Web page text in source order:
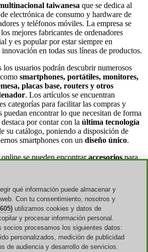
taiwanesa que se dedica al
electrónica de consumo y hardware de
y teléfonos móviles. La empresa se
mejores fabricantes de ordenadores
y es popular por estar siempre en
en todas sus líneas de productos.
usuarios podrán descubrir numerosos
smartphones, portátiles, monitores,
placas base, routers y otros
. Los artículos se encuentran
categorías para facilitar las compras y
encontrar lo que necesitan de forma
por contar con la última tecnología
su catálogo, poniendo a disposición de
smartphones con un diseño único.
se pueden encontraraccesoriospara
Se pueden adquirir portátiles exclusivos
de contenido, para estudiantes e,
productos que se pueden adquirir en la
tarjetas gráficas, unidades ópticas,
teclados y ratones.
qué información puede almacenar y
Con tu consentimiento, nosotros y
utilizamos cookies y datos de
y procesar información personal.
socios procesamos los siguientes datos:
personalizados, medición de publicidad
de audiencia y desarrollo de servicios.